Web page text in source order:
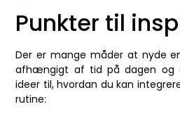
Punkter til
Der er mange måder at nyde
afhængigt af tid på dagen og
ideer til, hvordan du kan
rutine: